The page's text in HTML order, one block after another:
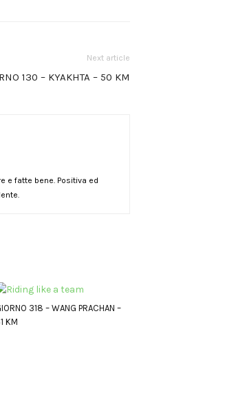
Next article
130 – KYAKHTA – 50 KM
e fatte bene. Positiva ed
318 – WANG PRACHAN –
KM